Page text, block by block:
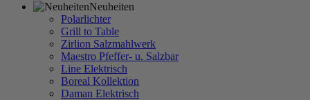
Neuheiten
Polarlichter
Grill to Table
Zirlion Salzmahlwerk
Maestro Pfeffer- u. Salzbar
Line Elektrisch
Boreal Kollektion
Daman Elektrisch